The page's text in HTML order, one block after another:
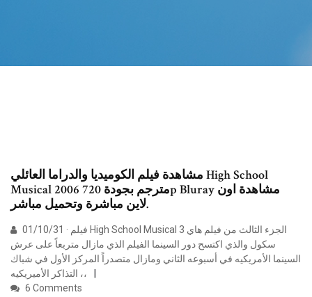
مشاهدة فيلم الكوميديا والدراما العائلي High School
Musical 2006 مترجم بجودة 720p Bluray مشاهدة اون
لاين مباشرة وتحميل مباشر.
01/10/31 · فيلم High School Musical 3 الجزء الثالث من فيلم هاي
سكول والذي اكتسح دور السينما الفيلم الذي مازال متربعاً على عرش
السينما الأمريكيه في أسبوعه الثاني ومازال متصدراً المركز الأول في شباك
التذاكر الأميريكيه ،،
6 Comments